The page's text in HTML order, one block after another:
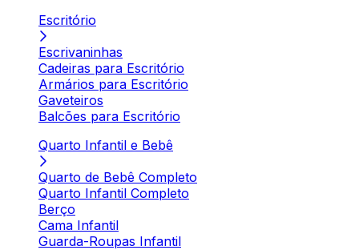
Escritório
Escrivaninhas
Cadeiras para Escritório
Armários para Escritório
Gaveteiros
Balcões para Escritório
Quarto Infantil e Bebê
Quarto de Bebê Completo
Quarto Infantil Completo
Berço
Cama Infantil
Guarda-Roupas Infantil